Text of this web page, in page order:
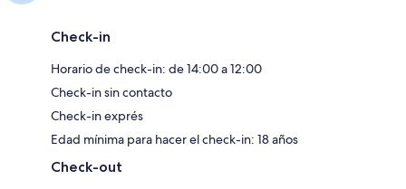
Check-in
Horario de check-in: de 14:00 a 12:00
Check-in sin contacto
Check-in exprés
Edad mínima para hacer el check-in: 18 años
Check-out